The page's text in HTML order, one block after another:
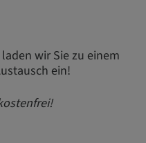
wir Sie zu einem
ein!